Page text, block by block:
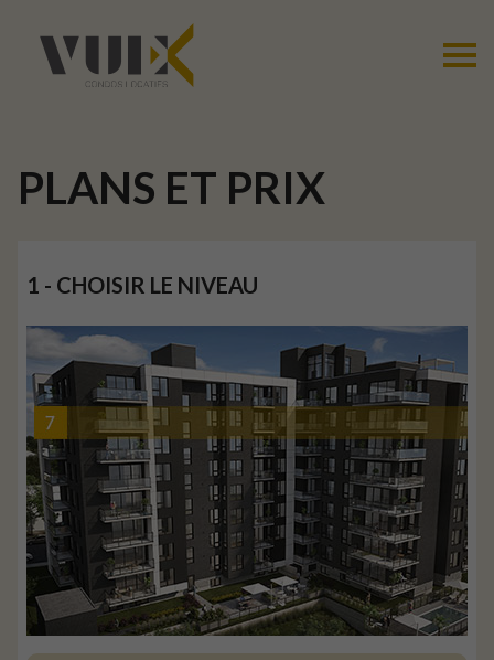
PLANS ET PRIX
1 - CHOISIR LE NIVEAU